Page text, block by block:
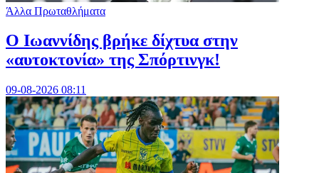
Άλλα Πρωταθλήματα
Ο Ιωαννίδης βρήκε δίχτυα στην
«αυτοκτονία» της Σπόρτινγκ!
09-08-2026 08:11